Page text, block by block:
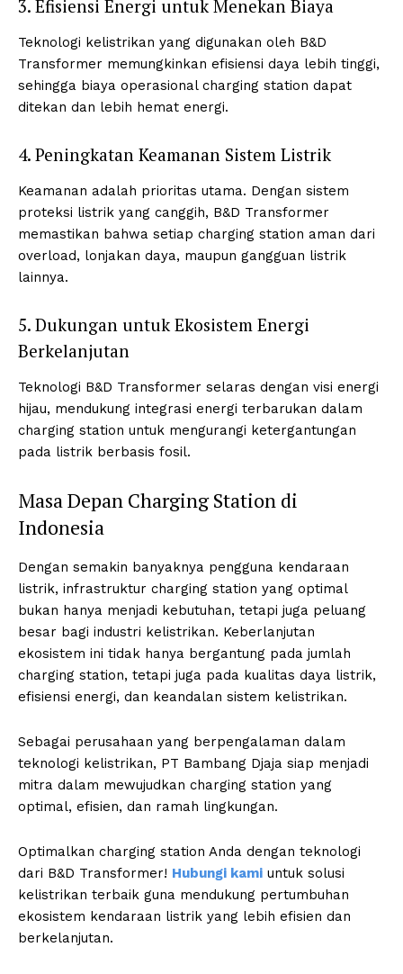
3. Efisiensi Energi untuk Menekan Biaya
Teknologi kelistrikan yang digunakan oleh B&D
Transformer memungkinkan efisiensi daya lebih tinggi,
sehingga biaya operasional charging station dapat
ditekan dan lebih hemat energi.
4. Peningkatan Keamanan Sistem Listrik
Keamanan adalah prioritas utama. Dengan sistem
proteksi listrik yang canggih, B&D Transformer
memastikan bahwa setiap charging station aman dari
overload, lonjakan daya, maupun gangguan listrik
lainnya.
5. Dukungan untuk Ekosistem Energi
Berkelanjutan
Teknologi B&D Transformer selaras dengan visi energi
hijau, mendukung integrasi energi terbarukan dalam
charging station untuk mengurangi ketergantungan
pada listrik berbasis fosil.
Masa Depan Charging Station di
Indonesia
Dengan semakin banyaknya pengguna kendaraan
listrik, infrastruktur charging station yang optimal
bukan hanya menjadi kebutuhan, tetapi juga peluang
besar bagi industri kelistrikan. Keberlanjutan
ekosistem ini tidak hanya bergantung pada jumlah
charging station, tetapi juga pada kualitas daya listrik,
efisiensi energi, dan keandalan sistem kelistrikan.
Sebagai perusahaan yang berpengalaman dalam
teknologi kelistrikan, PT Bambang Djaja siap menjadi
mitra dalam mewujudkan charging station yang
optimal, efisien, dan ramah lingkungan.
Optimalkan charging station Anda dengan teknologi
dari B&D Transformer! Hubungi kami untuk solusi
kelistrikan terbaik guna mendukung pertumbuhan
ekosistem kendaraan listrik yang lebih efisien dan
berkelanjutan.